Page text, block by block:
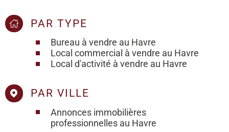
PAR TYPE
Bureau à vendre au Havre
Local commercial à vendre au Havre
Local d'activité à vendre au Havre
PAR VILLE
Annonces immobilières
professionnelles au Havre